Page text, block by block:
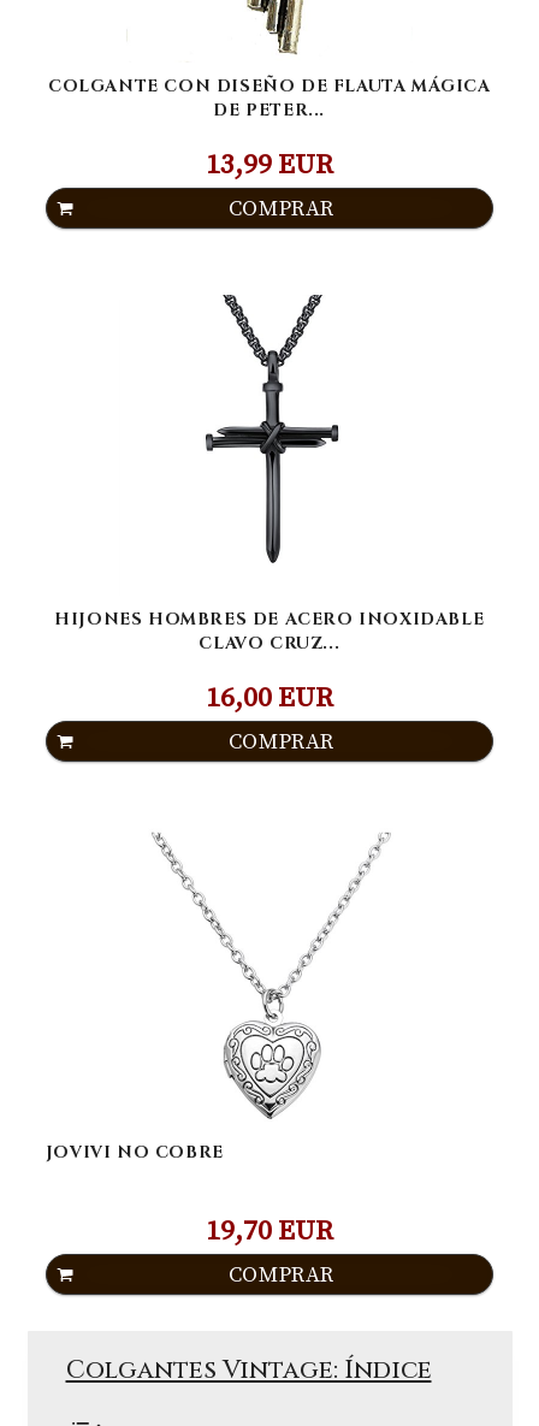
COLGANTE CON DISEÑO DE FLAUTA MÁGICA
DE PETER...
13,99 EUR
COMPRAR
HIJONES HOMBRES DE ACERO INOXIDABLE
CLAVO CRUZ...
16,00 EUR
COMPRAR
JOVIVI NO COBRE
19,70 EUR
COMPRAR
Colgantes Vintage: Índice